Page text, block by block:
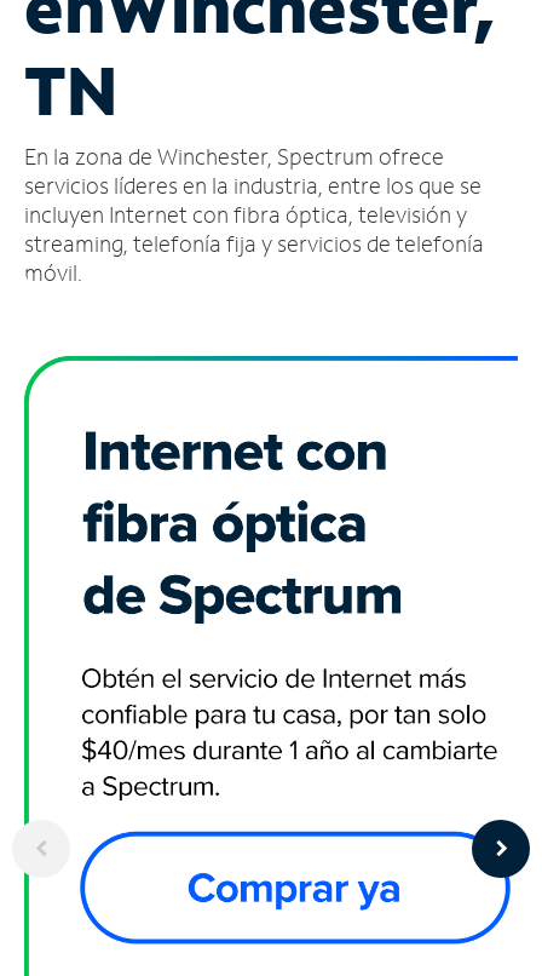
cuenta
Encuentra
tienda
TN
En la zona de Winchester, Spectrum ofrece
servicios líderes en la industria, entre los que se
incluyen Internet con fibra óptica, televisión y
streaming, telefonía fija y servicios de telefonía
móvil.